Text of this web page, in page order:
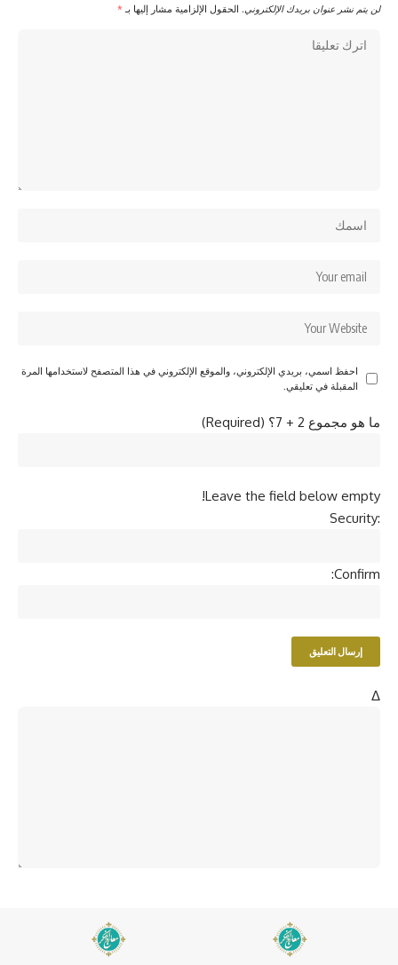
لن يتم نشر عنوان بريدك الإلكتروني. الحقول الإلزامية مشار إليها بـ *
احفظ اسمي، بريدي الإلكتروني، والموقع الإلكتروني في هذا المتصفح لاستخدامها المرة
المقبلة في تعليقي.
ما هو مجموع 2 + 7؟ (Required)
Leave the field below empty!
Security:
Confirm:
Δ